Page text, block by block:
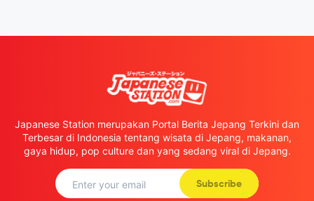
Japanese Station merupakan Portal Berita Jepang Terkini dan
Terbesar di Indonesia tentang wisata di Jepang, makanan,
gaya hidup, pop culture dan yang sedang viral di Jepang.
Subscribe